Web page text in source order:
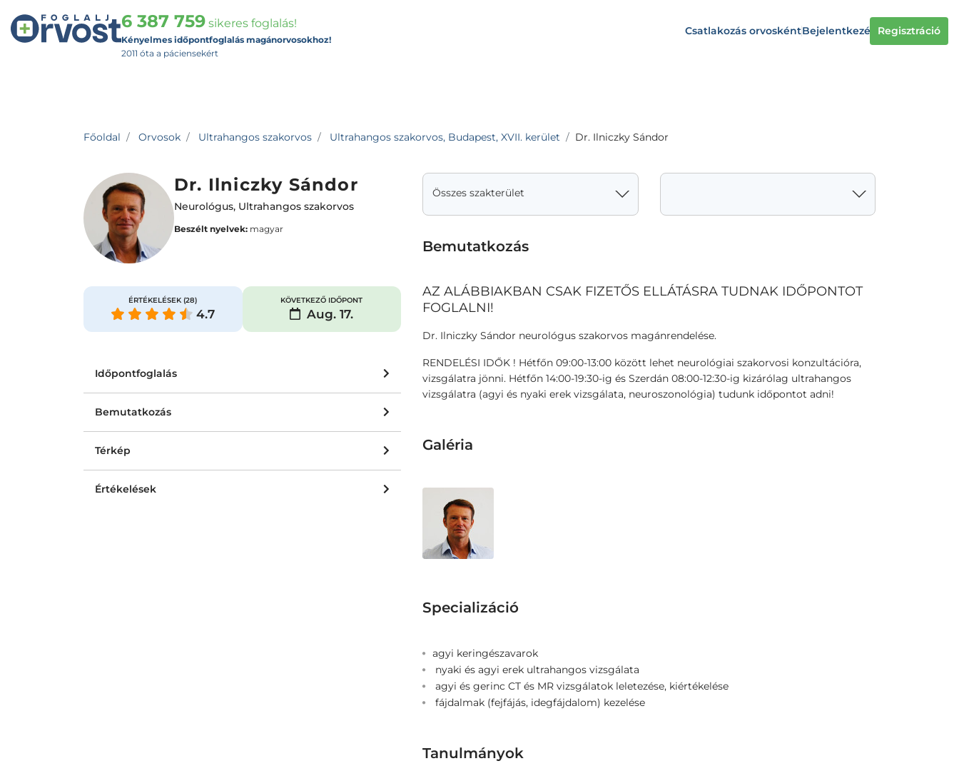
6 387 759 sikeres foglalás!
Kényelmes időpontfoglalás magánorvosokhoz!
2011 óta a páciensekért
Csatlakozás orvoskéntBejelentkezés Regisztráció
Főoldal Orvosok Ultrahangos szakorvos Ultrahangos szakorvos, Budapest, XVII. kerület Dr. Ilniczky Sándor
Dr. Ilniczky Sándor
Neurológus, Ultrahangos szakorvos
Beszélt nyelvek: magyar
ÉRTÉKELÉSEK(28)
4.7
KÖVETKEZŐ IDŐPONT
Aug. 17.
Időpontfoglalás
Bemutatkozás
Térkép
Értékelések
Összes szakterület
Bemutatkozás
AZ ALÁBBIAKBAN CSAK FIZETŐS ELLÁTÁSRA TUDNAK IDŐPONTOT
FOGLALNI!
Dr. Ilniczky Sándor neurológus szakorvos magánrendelése.
RENDELÉSI IDŐK ! Hétfőn 09:00-13:00 között lehet neurológiai szakorvosi konzultációra,
vizsgálatra jönni. Hétfőn 14:00-19:30-ig és Szerdán 08:00-12:30-ig kizárólag ultrahangos
vizsgálatra (agyi és nyaki erek vizsgálata, neuroszonológia) tudunk időpontot adni!
Galéria
Specializáció
agyi keringészavarok
nyaki és agyi erek ultrahangos vizsgálata
agyi és gerinc CT és MR vizsgálatok leletezése, kiértékelése
fájdalmak (fejfájás, idegfájdalom) kezelése
Tanulmányok